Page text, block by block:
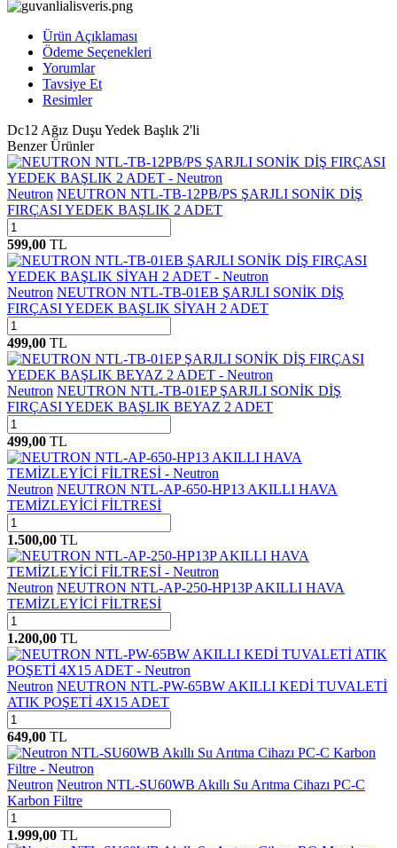
Ürün Açıklaması
Ödeme Seçenekleri
Yorumlar
Tavsiye Et
Resimler
Dc12 Ağız Duşu Yedek Başlık 2'li
Benzer Ürünler
Neutron NEUTRON NTL-TB-12PB/PS ŞARJLI SONİK DİŞ
FIRÇASI YEDEK BAŞLIK 2 ADET
599,00 TL
Neutron NEUTRON NTL-TB-01EB ŞARJLI SONİK DİŞ
FIRÇASI YEDEK BAŞLIK SİYAH 2 ADET
499,00 TL
Neutron NEUTRON NTL-TB-01EP ŞARJLI SONİK DİŞ
FIRÇASI YEDEK BAŞLIK BEYAZ 2 ADET
499,00 TL
Neutron NEUTRON NTL-AP-650-HP13 AKILLI HAVA
TEMİZLEYİCİ FİLTRESİ
1.500,00 TL
Neutron NEUTRON NTL-AP-250-HP13P AKILLI HAVA
TEMİZLEYİCİ FİLTRESİ
1.200,00 TL
Neutron NEUTRON NTL-PW-65BW AKILLI KEDİ TUVALETİ
ATIK POŞETİ 4X15 ADET
649,00 TL
Neutron Neutron NTL-SU60WB Akıllı Su Arıtma Cihazı PC-C
Karbon Filtre
1.999,00 TL